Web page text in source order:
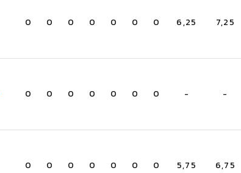
0 0 0 0 0 0 0 6,25 7,25
0 0 0 0 0 0 0 - -
0 0 0 0 0 0 0 5,75 6,75